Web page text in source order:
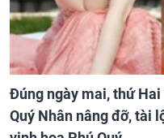
Đúng ngày mai, thứ
Quý Nhân nâng đỡ, tài